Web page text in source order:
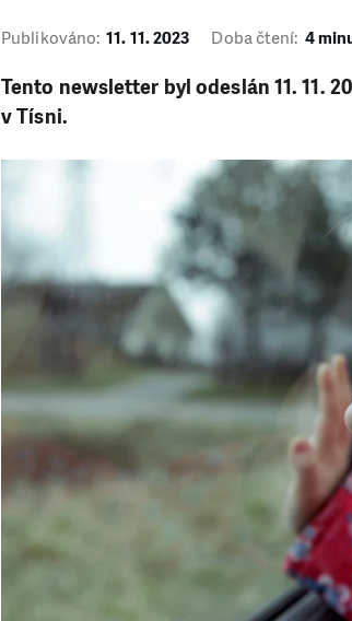
Publikováno: 11. 11. 2023 Doba čtení: 4
Tento newsletter byl odeslán 11. 11.
v Tísni.